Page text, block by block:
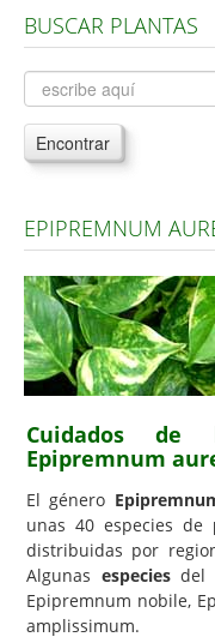
Árboles, Cicas y
Plantas Anuales y
Plantas Bulbosas y
Plantas de Interior
Plantas
Plantas
Consejos
Hemisferio Norte
Enfermedades
Animales
Hongos
Carencias
Fotos
BUSCAR PLANTAS
Encontrar
EPIPREMNUM
Cuidados
Epipremnum
El género
unas 40 especies de
distribuidas por
Algunas especiesdel
Epipremnum nobile,
amplissimum.